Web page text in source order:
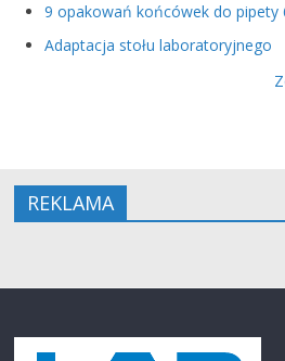
9 opakowań końcówek do pipety
Adaptacja stołu laboratoryjnego
REKLAMA